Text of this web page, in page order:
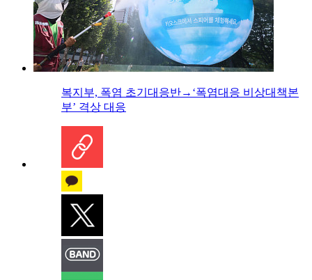
복지부, 폭염 초기대응반→‘폭염대응 비상대책본
부’ 격상 대응